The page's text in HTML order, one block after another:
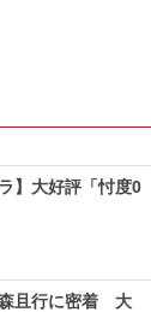
】大好評「忖度0
且行に密着 大